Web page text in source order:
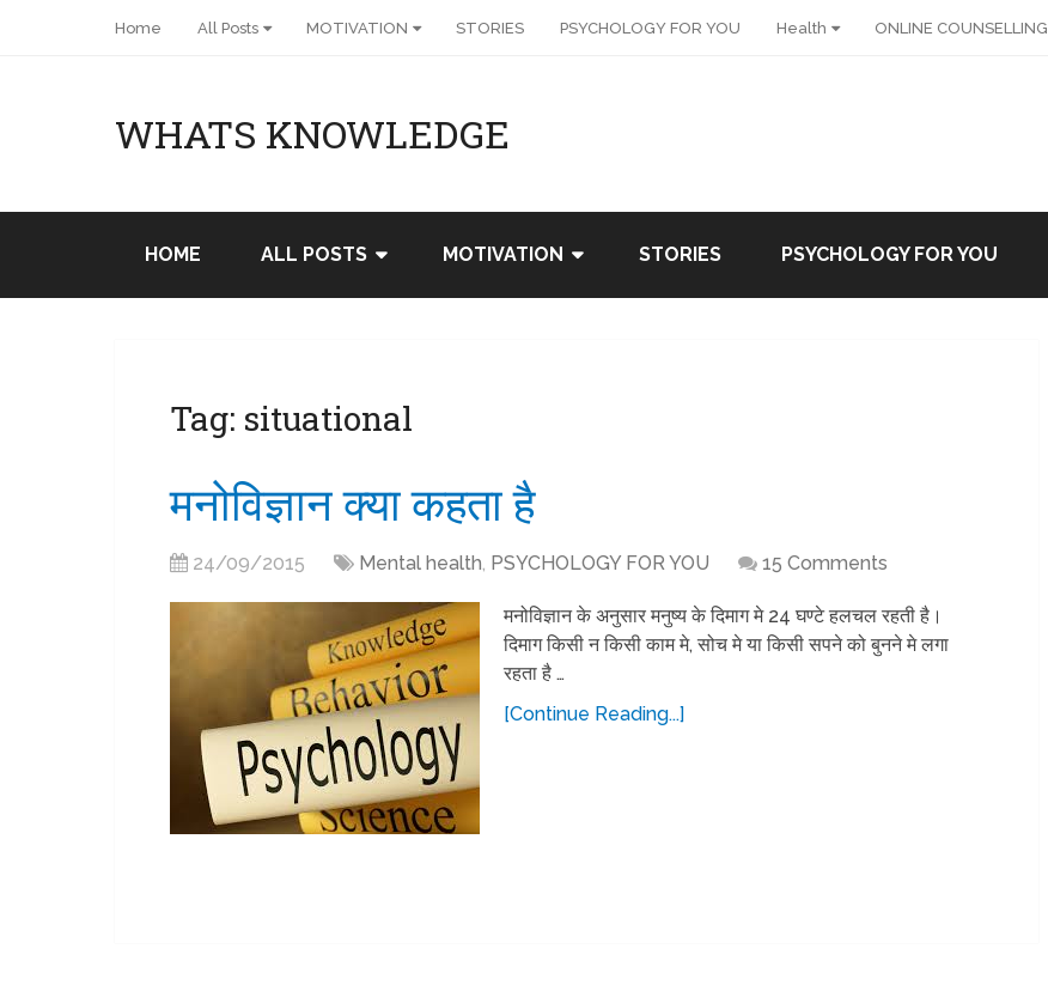
Home All Posts MOTIVATION STORIES PSYCHOLOGY FOR YOU Health ONLINE COUNSELLING
WHATS KNOWLEDGE
HOME ALL POSTS MOTIVATION STORIES PSYCHOLOGY FOR YOU
Tag: situational
मनोविज्ञान क्या कहता है
24/09/2015 Mental health, PSYCHOLOGY FOR YOU 15 Comments
मनोविज्ञान के अनुसार मनुष्य के दिमाग मे 24 घण्टे हलचल रहती है।
दिमाग किसी न किसी काम मे, सोच मे या किसी सपने को बुनने मे लगा
रहता है …
[Continue Reading...]